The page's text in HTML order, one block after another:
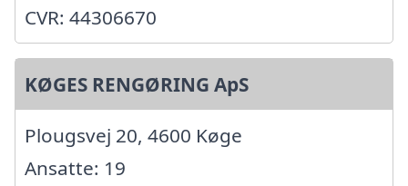
CVR: 44306670
KØGES RENGØRING ApS
Plougsvej 20, 4600 Køge
Ansatte: 19